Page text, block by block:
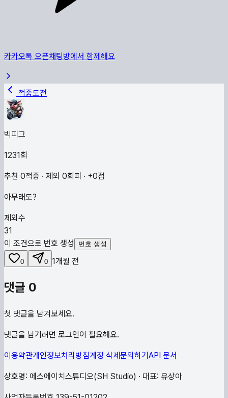
카카오톡 오픈채팅방에서 함께해요
적중도전
빅피그
1231회
추천 0적중 · 제외 0회피 · +0점
아무래도?
제외수
31
이 조건으로 번호 생성
번호 생성
0 0 1개월 전
댓글 0
첫 댓글을 남겨보세요.
댓글을 남기려면 로그인이 필요해요.
이용약관개인정보처리방침계정 삭제문의하기API 문서
상호명: 에스에이치스튜디오(SH Studio) · 대표: 유상아